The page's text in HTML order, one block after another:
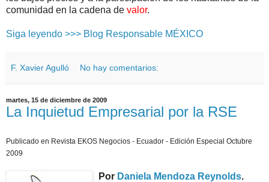
comunidad en la cadena de valor.
Siga leyendo >>> Blog Responsable MÉXICO
F. Xavier Agulló No hay comentarios:
martes, 15 de diciembre de 2009
La Inquietud Empresarial por la RSE
Publicado en Revista EKOS Negocios - Ecuador - Edición Especial Octubre
2009
Por Daniela Mendoza Reynolds.